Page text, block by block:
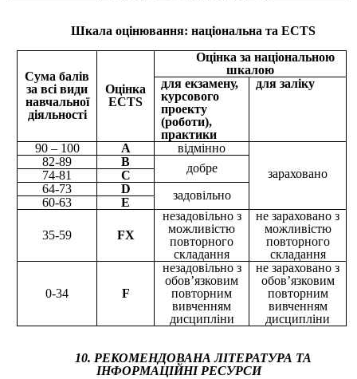
Шкала оцінювання: національна та ECTS
Сума балів
за всі види
навчальної
діяльності
Оцінка
ECTS
Оцінка за національною
шкалою
для екзамену,
курсового
проекту
(роботи),
практики
для заліку
90 – 100 А
відмінно
зараховано
82-89 В добре
74-81
С
64-73
D задовільно
60-63 Е
35-59 FX
незадовільно з
можливістю
повторного
складання
не зараховано з
можливістю
повторного
складання
0-34 F
незадовільно з
обов’язковим
повторним
вивченням
дисципліни
не зараховано з
обов’язковим
повторним
вивченням
дисципліни
10. РЕКОМЕНДОВАНА ЛІТЕРАТУРА ТА
ІНФОРМАЦІЙНІ РЕСУРСИ